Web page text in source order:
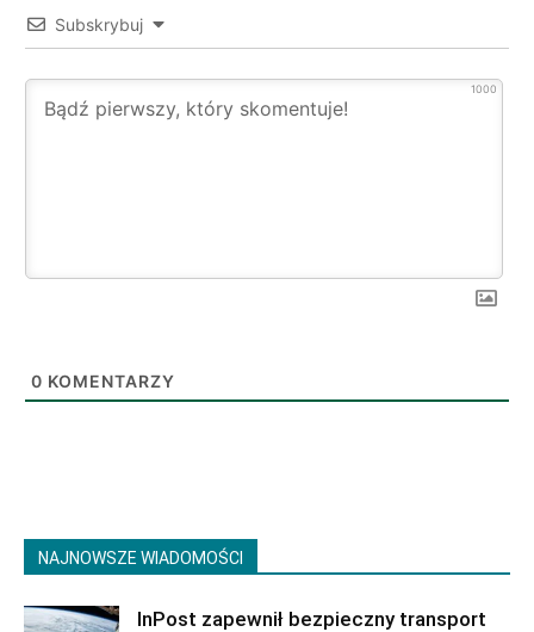
Subskrybuj
1000
0 KOMENTARZY
NAJNOWSZE WIADOMOŚCI
InPost zapewnił bezpieczny transport